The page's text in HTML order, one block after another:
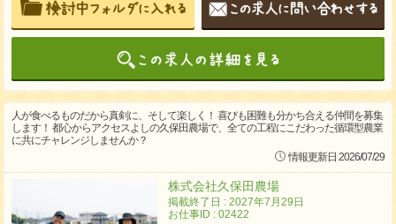
人が食べるものだから真剣に、そして楽しく！ 喜びも困難も分かち合える仲間を募集
します！ 都心からアクセスよしの久保田農場で、全ての工程にこだわった循環型農業
に共にチャレンジしませんか？
情報更新日 2026/07/29
株式会社久保田農場
掲載終了日 : 2027年7月29日
お仕事ID : 02422